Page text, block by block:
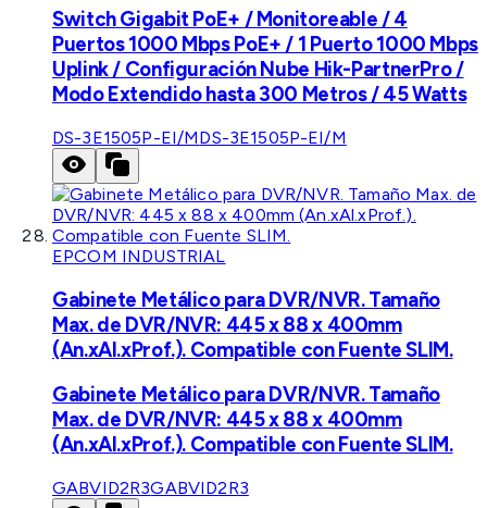
Switch Gigabit PoE+ / Monitoreable / 4
Puertos 1000 Mbps PoE+ / 1 Puerto 1000 Mbps
Uplink / Configuración Nube Hik-PartnerPro /
Modo Extendido hasta 300 Metros / 45 Watts
DS-3E1505P-EI/MDS-3E1505P-EI/M
EPCOM INDUSTRIAL
Gabinete Metálico para DVR/NVR. Tamaño
Max. de DVR/NVR: 445 x 88 x 400mm
(An.xAl.xProf.). Compatible con Fuente SLIM.
Gabinete Metálico para DVR/NVR. Tamaño
Max. de DVR/NVR: 445 x 88 x 400mm
(An.xAl.xProf.). Compatible con Fuente SLIM.
GABVID2R3GABVID2R3